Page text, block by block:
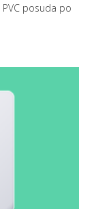
posuda po